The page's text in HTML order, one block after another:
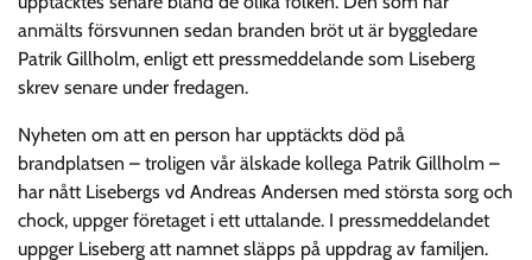
anmälts försvunnen sedan branden bröt ut är byggledare
Patrik Gillholm, enligt ett pressmeddelande som Liseberg
skrev senare under fredagen.
Nyheten om att en person har upptäckts död på
brandplatsen – troligen vår älskade kollega Patrik Gillholm –
har nått Lisebergs vd Andreas Andersen med största sorg och
chock, uppger företaget i ett uttalande. I pressmeddelandet
uppger Liseberg att namnet släpps på uppdrag av familjen.